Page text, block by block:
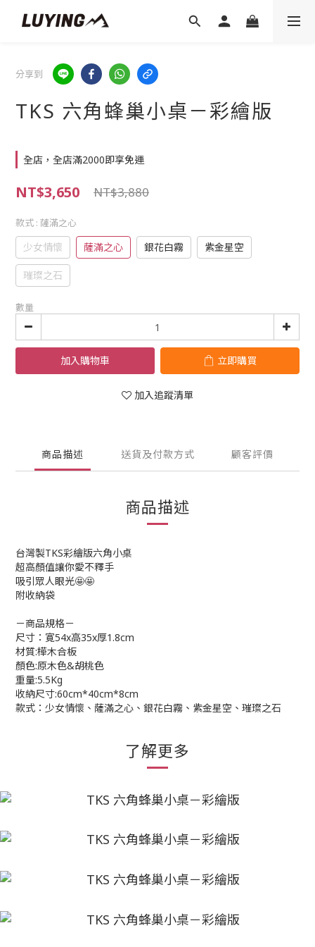
分享到
TKS 六角蜂巢小桌－彩繪版
全店，全店滿2000即享免運
NT$3,650 NT$3,880
款式 : 薩滿之心
少女情懷 薩滿之心 銀花白霧 紫金星空
璀璨之石
數量
加入購物車 立即購買
加入追蹤清單
商品描述 送貨及付款方式 顧客評價
商品描述
台灣製TKS彩繪版六角小桌
超高顏值讓你愛不釋手
吸引眾人眼光🤩🤩
附收納袋
－商品規格－
尺寸：寛54x高35x厚1.8cm
材質:樺木合板
顏色:原木色&胡桃色
重量:5.5Kg
收納尺寸:60cm*40cm*8cm
款式：少女情懷、薩滿之心、銀花白霧、紫金星空、璀璨之石
了解更多